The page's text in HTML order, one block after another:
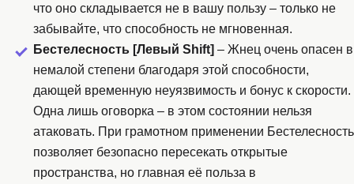
что оно складывается не в вашу пользу – только не
забывайте, что способность не мгновенная.
Бестелесность [Левый Shift] – Жнец очень опасен в
немалой степени благодаря этой способности,
дающей временную неуязвимость и бонус к скорости.
Одна лишь оговорка – в этом состоянии нельзя
атаковать. При грамотном применении Бестелесность
позволяет безопасно пересекать открытые
пространства, но главная её польза в